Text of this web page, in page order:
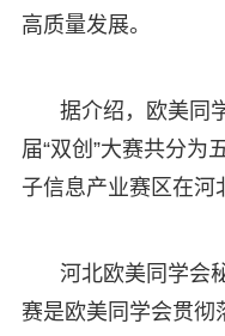
高质量发展。
据介绍，欧美同
届“双创”大赛共分为
子信息产业赛区在河
河北欧美同学会
赛是欧美同学会贯彻